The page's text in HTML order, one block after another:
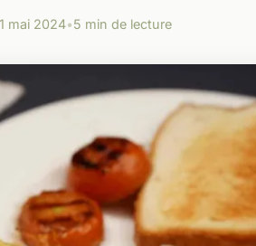
mai 2024•5 min de lecture